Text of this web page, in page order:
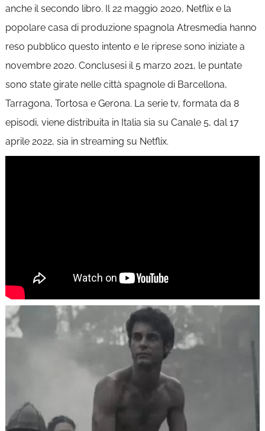
anche il secondo libro. Il 22 maggio 2020, Netflix e la
popolare casa di produzione spagnola Atresmedia hanno
reso pubblico questo intento e le riprese sono iniziate a
novembre 2020. Conclusesi il 5 marzo 2021, le puntate
sono state girate nelle città spagnole di Barcellona,
Tarragona, Tortosa e Gerona. La serie tv, formata da 8
episodi, viene distribuita in Italia sia su Canale 5, dal 17
aprile 2022, sia in streaming su Netflix.